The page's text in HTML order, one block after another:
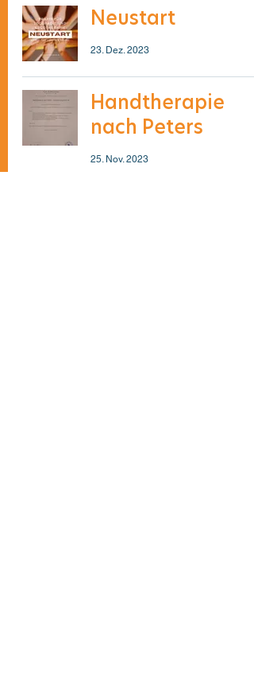
Neustart
23. Dez. 2023
Handtherapie
nach Peters
25. Nov. 2023